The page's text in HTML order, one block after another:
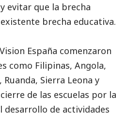
evitar que la brecha
brecha educativa.
España comenzaron
como Filipinas, Angola,
Sierra Leona y
de las escuelas por la
desarrollo de actividades